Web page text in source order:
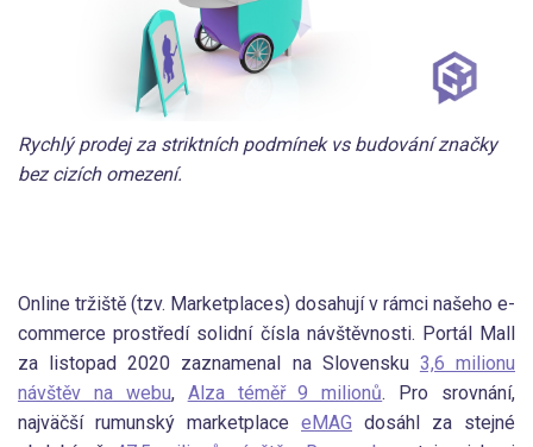
Rychlý prodej za striktních podmínek vs budování značky
bez cizích omezení.
Online tržiště (tzv. Marketplaces) dosahují v rámci našeho e-
commerce prostředí solidní čísla návštěvnosti. Portál Mall
za listopad 2020 zaznamenal na Slovensku 3,6 milionu
návštěv na webu, Alza téměř 9 milionů. Pro srovnání,
najväčší rumunský marketplace eMAG dosáhl za stejné